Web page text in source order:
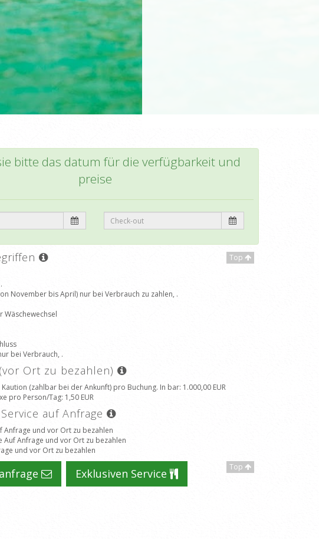
bitte das datum für die verfügbarkeit und
preise
Top
November bis April) nur bei Verbrauch zu zahlen, .
Wäschewechsel
bei Verbrauch, .
Ort zu bezahlen)
Kaution (zahlbar bei der Ankunft) pro Buchung. In bar: 1.000,00 EUR
pro Person/Tag: 1,50 EUR
auf Anfrage
Anfrage und vor Ort zu bezahlen
Auf Anfrage und vor Ort zu bezahlen
und vor Ort zu bezahlen
Top
Exklusiven Service